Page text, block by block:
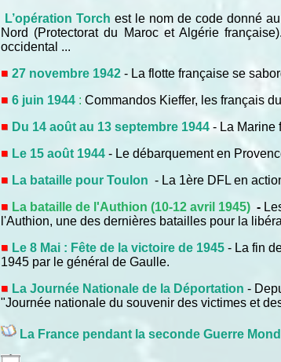
L’opération Torch est le nom de code donné
Nord (Protectorat du Maroc et Algérie
occidental ...
27 novembre 1942 - La flotte française se
6 juin 1944 : Commandos Kieffer, les français
Du 14 août au 13 septembre 1944 - La Marine
Le 15 août 1944 - Le débarquement en
La bataille pour Toulon - La 1ère DFL en
La bataille de l'Authion (10-12 avril 1945) -
l'Authion, une des dernières batailles pour la
Le 8 Mai : Fête de la victoire de 1945 - La fin
1945 par le général de Gaulle.
La Journée Nationale de la Déportation -
"Journée nationale du souvenir des victimes et
La France pendant la seconde Guerre